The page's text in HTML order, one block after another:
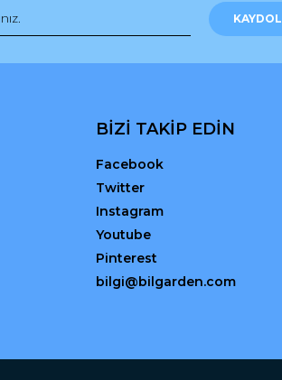
KAYDOL
BİZİ TAKİP EDİN
Facebook
Twitter
Instagram
Youtube
Pinterest
bilgi@bilgarden.com